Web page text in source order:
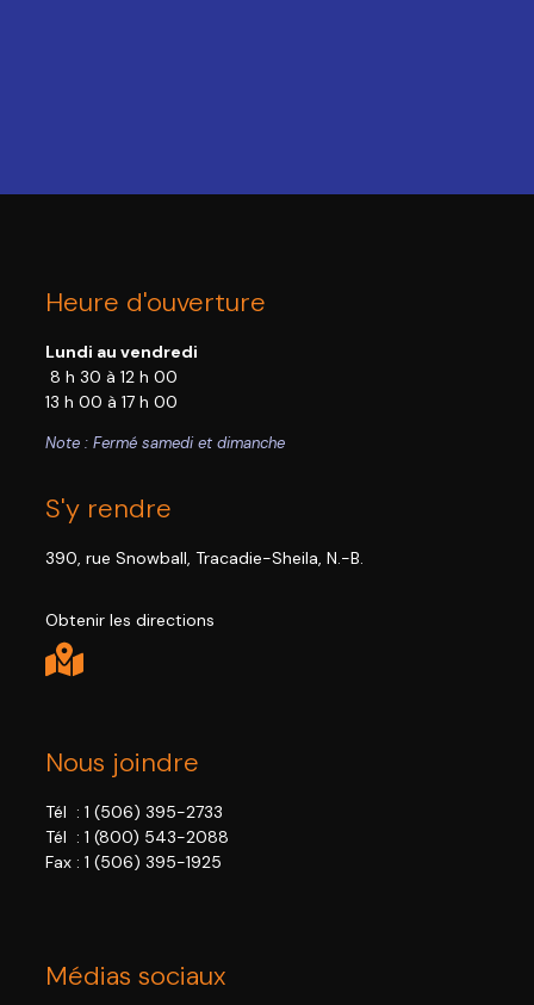
Heure d'ouverture
Lundi au vendredi
8 h 30 à 12 h 00
13 h 00 à 17 h 00
Note : Fermé samedi et dimanche
S'y rendre
390, rue Snowball, Tracadie-Sheila, N.-B.
Obtenir les directions
Nous joindre
Tél : 1 (506) 395-2733
Tél : 1 (800) 543-2088
Fax : 1 (506) 395-1925
Médias sociaux